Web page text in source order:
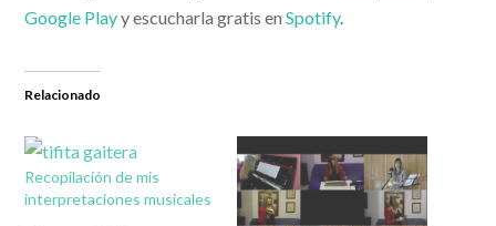
Google Playy escucharla gratis enSpotify.
Relacionado
Recopilación de mis
interpretaciones musicales